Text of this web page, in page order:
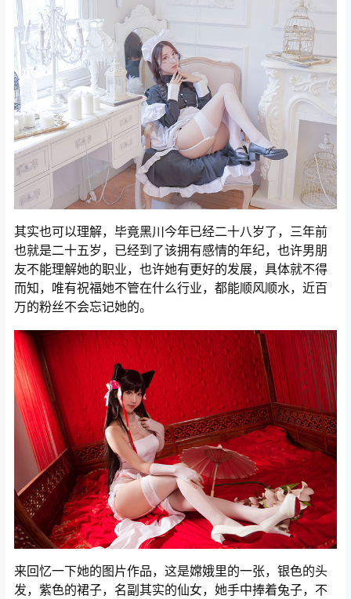
其实也可以理解，毕竟黑川今年已经二十八岁了，三年前
也就是二十五岁，已经到了该拥有感情的年纪，也许男朋
友不能理解她的职业，也许她有更好的发展，具体就不得
而知，唯有祝福她不管在什么行业，都能顺风顺水，近百
万的粉丝不会忘记她的。
来回忆一下她的图片作品，这是嫦娥里的一张，银色的头
发，紫色的裙子，名副其实的仙女，她手中捧着兔子，不